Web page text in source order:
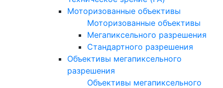
Моторизованные объективы
Моторизованные объективы
Мегапиксельного разрешения
Стандартного разрешения
Объективы мегапиксельного
разрешения
Объективы мегапиксельного